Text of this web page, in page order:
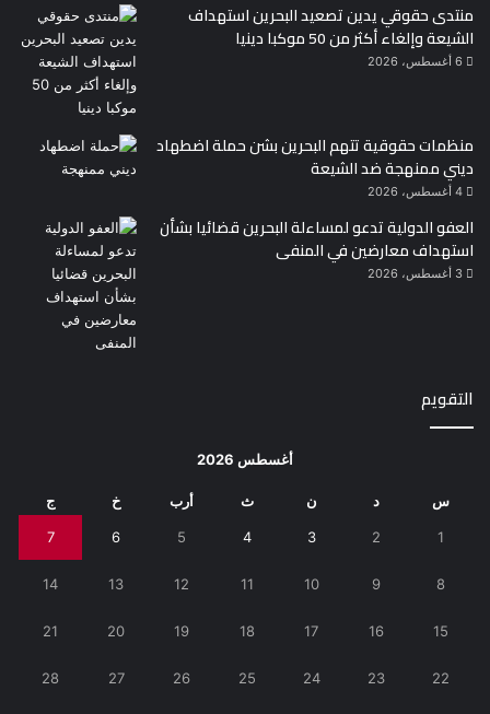
منتدى حقوقي يدين تصعيد البحرين استهداف
الشيعة وإلغاء أكثر من 50 موكبا دينيا
6 أغسطس، 2026
منظمات حقوقية تتهم البحرين بشن حملة اضطهاد
ديني ممنهجة ضد الشيعة
4 أغسطس، 2026
العفو الدولية تدعو لمساءلة البحرين قضائيا بشأن
استهداف معارضين في المنفى
3 أغسطس، 2026
التقويم
أغسطس 2026
س د ن ث أرب خ ج
1
2
3
4
5
6
7
8
9
10
11
12
13
14
15
16
17
18
19
20
21
22
23
24
25
26
27
28